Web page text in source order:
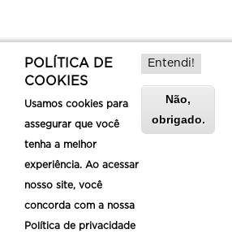
Sobre a Belotur
POLÍTICA DE
COOKIES
Usamos cookies para
assegurar que você
tenha a melhor
experiência. Ao acessar
nosso site, você
concorda com a nossa
Política de privacidade
Entendi!
Não,
obrigado.